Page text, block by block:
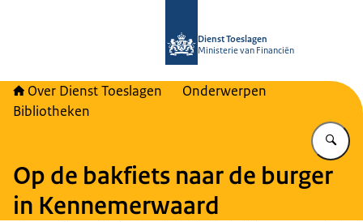
Dienst Toeslagen
Ministerie van Financiën
Over Dienst Toeslagen
Onderwerpen
Bibliotheken
Op de bakfiets naar de burger
in Kennemerwaard